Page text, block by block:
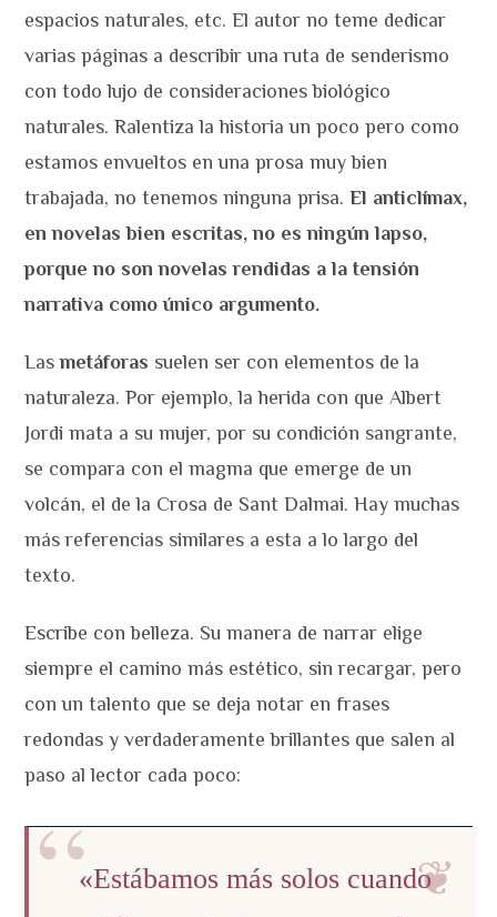
espacios naturales, etc. El autor no teme dedicar
varias páginas a describir una ruta de senderismo
con todo lujo de consideraciones biológico
naturales. Ralentiza la historia un poco pero como
estamos envueltos en una prosa muy bien
trabajada, no tenemos ninguna prisa.El anticlímax,
en novelas bien escritas, no es ningún lapso,
porque no son novelas rendidas a la tensión
narrativa como único argumento.
Lasmetáforas suelen ser con elementos de la
naturaleza. Por ejemplo, la herida con que Albert
Jordi mata a su mujer, por su condición sangrante,
se compara con el magma que emerge de un
volcán, el de la Crosa de Sant Dalmai. Hay muchas
más referencias similares a esta a lo largo del
texto.
Escribe con belleza. Su manera de narrar elige
siempre el camino más estético, sin recargar, pero
con un talento que se deja notar en frases
redondas y verdaderamente brillantes que salen al
paso al lector cada poco:
«Estábamos más solos cuando